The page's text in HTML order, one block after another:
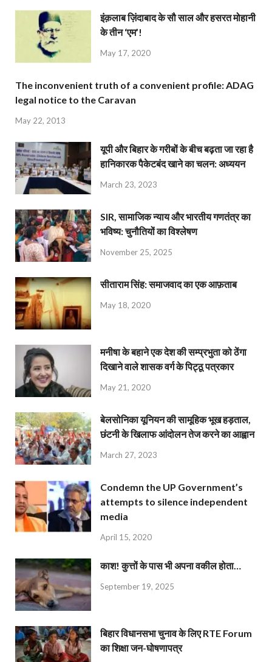
इंक़लाब ज़िंदाबाद के सौ साल और हसरत मोहानी
के तीन ‘एम’!
May 17, 2020
The inconvenient truth of a convenient profile: ADAG
legal notice to the Caravan
May 22, 2013
यूपी और बिहार के गरीबों के बीच बढ़ता जा रहा है
हानिकारक पैकेटबंद खाने का चलन: अध्ययन
March 23, 2023
SIR, सामाजिक न्याय और भारतीय गणतंत्र का
भविष्य: चुनौतियों का विश्लेषण
November 25, 2025
सीताराम सिंह: समाजवाद का एक आफ़ताब
May 18, 2020
मनीषा के बहाने एक देश की सम्प्रभुता को ठेंगा
दिखाने वाले शासक वर्ग के पिट्ठू पत्रकार
May 21, 2020
बेलसोनिका यूनियन की सामूहिक भूख हड़ताल,
छंटनी के खिलाफ आंदोलन तेज करने का आह्वान
March 27, 2023
Condemn the UP Government’s
attempts to silence independent
media
April 15, 2020
काश! कुत्तों के पास भी अपना वकील होता…
September 19, 2025
बिहार विधानसभा चुनाव के लिए RTE Forum
का शिक्षा जन-घोषणापत्र